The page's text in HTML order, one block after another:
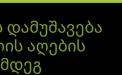
დამუშავება
აღების